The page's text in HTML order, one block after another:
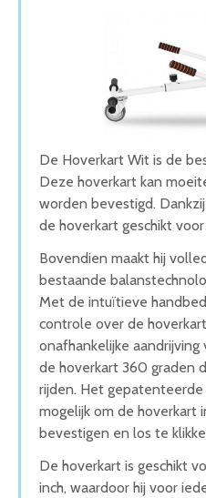
Wat is de beste
1. Beste Hoverkart van
2. Goede Budget
4. Fijnste Hoverkart van
5. Stijlvolle Hoverkart
Conclusie
De Hoverkart Wit is de
Deze hoverkart kan
worden bevestigd.
de hoverkart geschikt
Bovendien maakt hij
bestaande
Met de intuïtieve
controle over de
onafhankelijke
de hoverkart 360 graden
rijden. Het
mogelijk om de hoverkart
bevestigen en los te
De hoverkart is geschikt
inch, waardoor hij voor